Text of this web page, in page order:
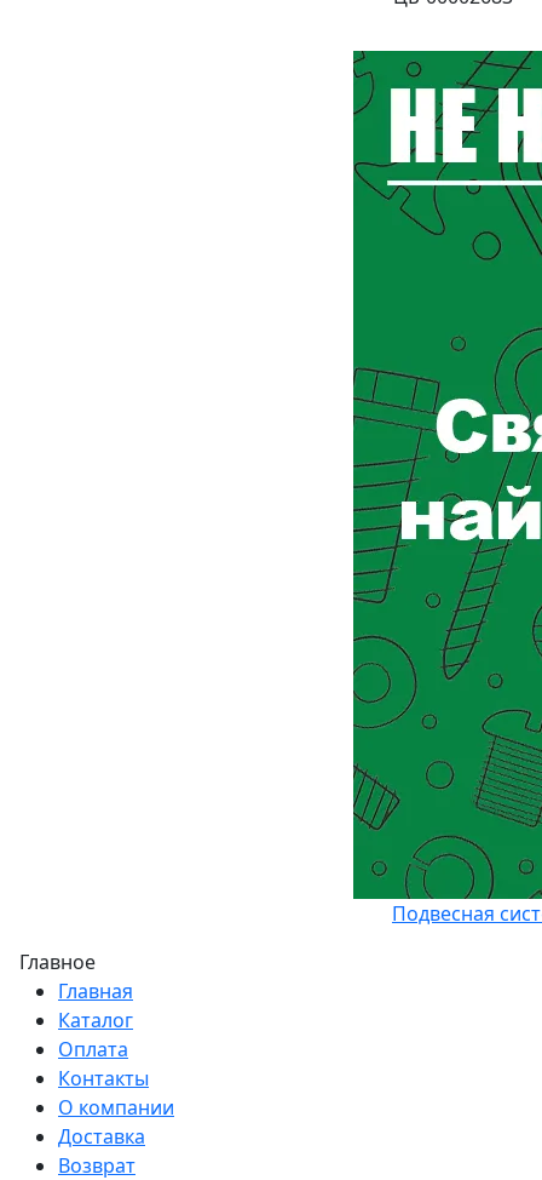
Подвесная
Главное
Главная
Каталог
Оплата
Контакты
О компании
Доставка
Возврат